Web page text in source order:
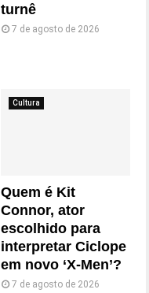
turnê
7 de agosto de 2026
Cultura
Quem é Kit
Connor, ator
escolhido para
interpretar Ciclope
em novo ‘X-Men’?
7 de agosto de 2026